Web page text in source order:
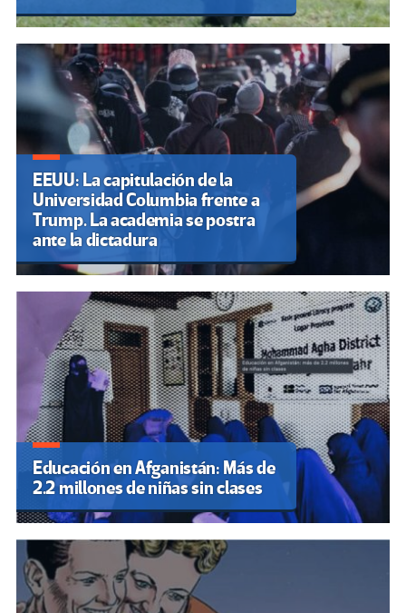
EEUU: La capitulación de la
Universidad Columbia frente a
Trump. La academia se postra
ante la dictadura
Educación en Afganistán: Más de
2.2 millones de niñas sin clases